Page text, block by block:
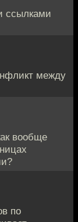
ссылками
между
вообще
по